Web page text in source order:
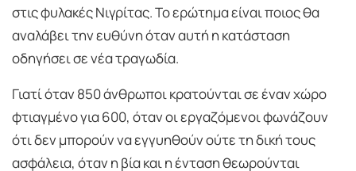
στις φυλακές Νιγρίτας. Το ερώτημα είναι ποιος θα
αναλάβει την ευθύνη όταν αυτή η κατάσταση
οδηγήσει σε νέα τραγωδία.
Γιατί όταν 850 άνθρωποι κρατούνται σε έναν χώρο
φτιαγμένο για 600, όταν οι εργαζόμενοι φωνάζουν
ότι δεν μπορούν να εγγυηθούν ούτε τη δική τους
ασφάλεια, όταν η βία και η ένταση θεωρούνται